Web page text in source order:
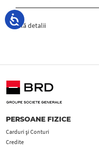
află detalii
PERSOANE FIZICE
Carduri şi Conturi
Credite